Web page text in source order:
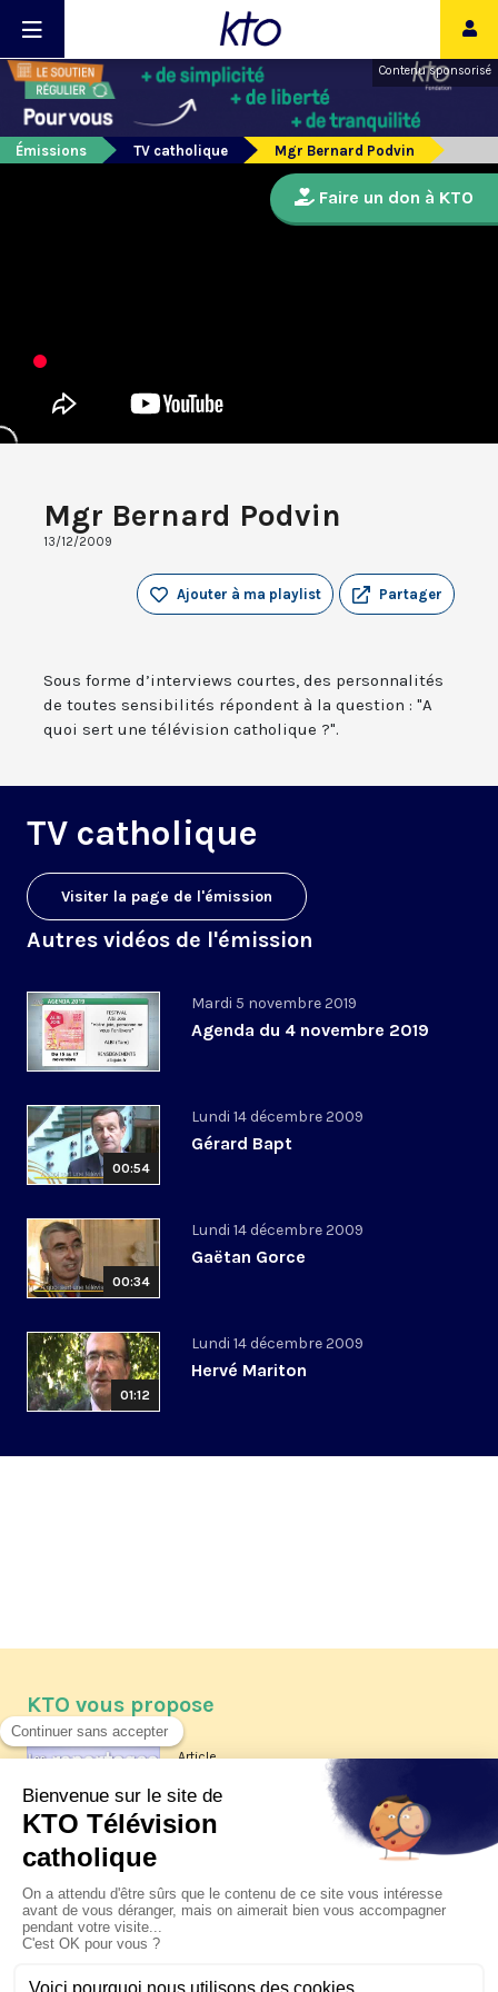
Contenu sponsorisé
Émissions TV catholique Mgr Bernard Podvin
Mgr Bernard Podvin
13/12/2009
Partager
Ajouter à ma playlist
Sous forme d’interviews courtes, des personnalités
de toutes sensibilités répondent à la question : "A
quoi sert une télévision catholique ?".
TV catholique
Visiter la page de l'émission
Autres vidéos de l'émission
Mardi 5 novembre 2019
Agenda du 4 novembre 2019
00:54
Lundi 14 décembre 2009
Gérard Bapt
00:34
Lundi 14 décembre 2009
Gaëtan Gorce
01:12
Lundi 14 décembre 2009
Hervé Mariton
Faire un don à KTO
KTO vous propose
Article
Les reportages d'été 2026 de KTO
La visite pastorale du pape Léon
XIV à Assise à suivre sur KTO le
jeudi 6 août